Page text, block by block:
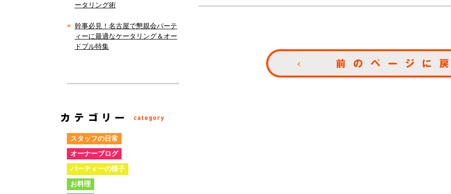
ータリング術
幹事必見！名古屋で懇親会パーテ
ィーに最適なケータリング＆オー
ドブル特集
スタッフの日常
オーナーブログ
パーティーの様子
お料理